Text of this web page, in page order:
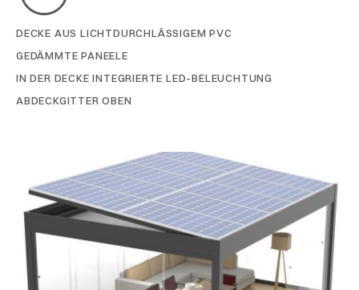
DECKE AUS LICHTDURCHLÄSSIGEM PVC
GEDÄMMTE PANEELE
IN DER DECKE INTEGRIERTE LED-BELEUCHTUNG
ABDECKGITTER OBEN